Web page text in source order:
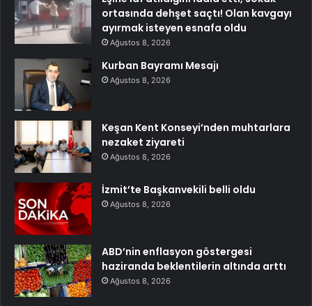
ortasında dehşet saçtı! Olan kavgayı
ayırmak isteyen esnafa oldu
Ağustos 8, 2026
Kurban Bayramı Mesajı
Ağustos 8, 2026
Keşan Kent Konseyi’nden muhtarlara
nezaket ziyareti
Ağustos 8, 2026
İzmit’te Başkanvekili belli oldu
Ağustos 8, 2026
ABD’nin enflasyon göstergesi
haziranda beklentilerin altında arttı
Ağustos 8, 2026